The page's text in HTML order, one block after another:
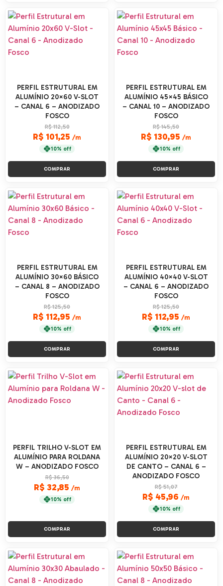
PERFIL ESTRUTURAL EM
ALUMÍNIO 20×60 V-SLOT
– CANAL 6 – ANODIZADO
FOSCO
R$ 112,50
R$ 101,25/m
10% off
COMPRAR
PERFIL ESTRUTURAL EM
ALUMÍNIO 45×45 BÁSICO
– CANAL 10 – ANODIZADO
FOSCO
R$ 145,50
R$ 130,95/m
10% off
COMPRAR
PERFIL ESTRUTURAL EM
ALUMÍNIO 30×60 BÁSICO
– CANAL 8 – ANODIZADO
FOSCO
R$ 125,50
R$ 112,95/m
10% off
COMPRAR
PERFIL ESTRUTURAL EM
ALUMÍNIO 40×40 V-SLOT
– CANAL 6 – ANODIZADO
FOSCO
R$ 125,50
R$ 112,95/m
10% off
COMPRAR
PERFIL TRILHO V-SLOT EM
ALUMÍNIO PARA ROLDANA
W – ANODIZADO FOSCO
R$ 36,50
R$ 32,85/m
10% off
COMPRAR
PERFIL ESTRUTURAL EM
ALUMÍNIO 20×20 V-SLOT
DE CANTO – CANAL 6 –
ANODIZADO FOSCO
R$ 51,07
R$ 45,96/m
10% off
COMPRAR